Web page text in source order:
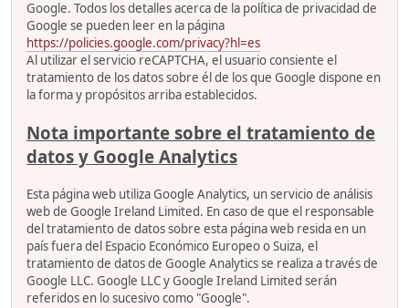
Google. Todos los detalles acerca de la política de privacidad de
Google se pueden leer en la página
https://policies.google.com/privacy?hl=es
Al utilizar el servicio reCAPTCHA, el usuario consiente el
tratamiento de los datos sobre él de los que Google dispone en
la forma y propósitos arriba establecidos.
Nota importante sobre el tratamiento de
datos y Google Analytics
Esta página web utiliza Google Analytics, un servicio de análisis
web de Google Ireland Limited. En caso de que el responsable
del tratamiento de datos sobre esta página web resida en un
país fuera del Espacio Económico Europeo o Suiza, el
tratamiento de datos de Google Analytics se realiza a través de
Google LLC. Google LLC y Google Ireland Limited serán
referidos en lo sucesivo como "Google".